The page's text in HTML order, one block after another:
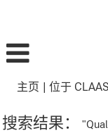
主页 | 位于 CLAAS
搜索结果：